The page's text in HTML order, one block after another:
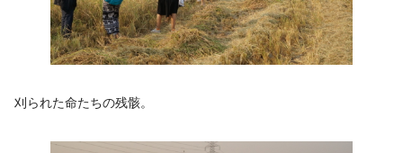
刈られた命たちの残骸。